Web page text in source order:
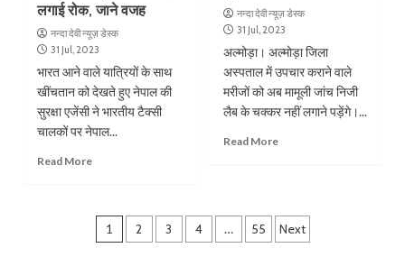
लगाई रोक, जाने वजह
नन्दा देवी न्यूज़ डेस्क
31 Jul, 2023
भारत आने वाले यात्रियों के साथ
खींचतान को देखते हुए नेपाल की
सुरक्षा एजेंसी ने भारतीय टैक्सी
चालकों पर नेपाल...
Read More
नन्दा देवी न्यूज़ डेस्क
31 Jul, 2023
अल्मोड़ा। अल्मोड़ा जिला
अस्पताल में उपचार कराने वाले
मरीजों को अब मामूली जांच निजी
लैब के चक्कर नहीं लगाने पड़ेंगे।...
Read More
Posts
1 2 3 4 … 55 Next